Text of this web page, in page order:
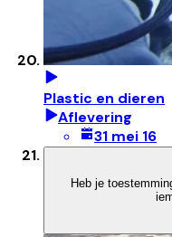
Plastic en dieren
Aflevering
31 mei 16
Heb je